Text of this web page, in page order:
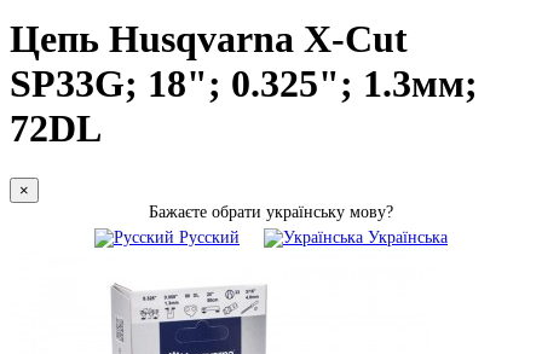
Цепь Husqvarna X-Cut
SP33G; 18"; 0.325"; 1.3мм;
72DL
×
Бажаєте обрати українську мову?
Русский
Українська